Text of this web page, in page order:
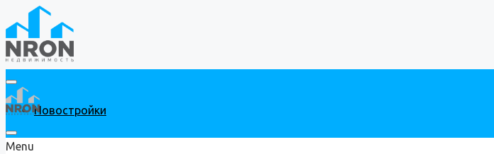
Новостройки
Menu